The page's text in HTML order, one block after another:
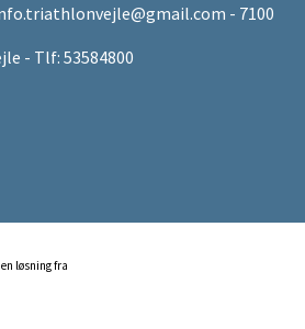
- 7100
- Tlf: 53584800
en løsning fra